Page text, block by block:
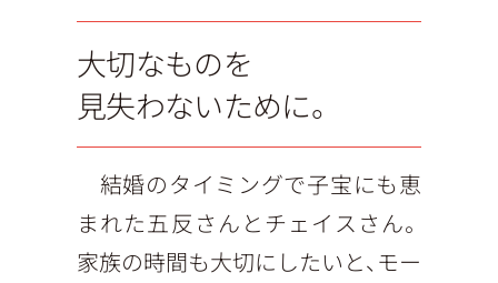
大切なものを
見失わないために。
結婚のタイミングで子宝にも恵
まれた五反さんとチェイスさん。
家族の時間も大切にしたいと、モー